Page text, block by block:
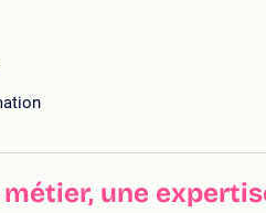
une